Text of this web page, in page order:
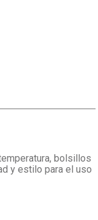
bolsillos
y estilo para el uso